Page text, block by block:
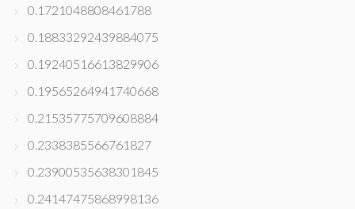
0.1721048808461788
0.18833292439884075
0.19240516613829906
0.19565264941740668
0.21535775709608884
0.2338385566761827
0.23900535638301845
0.24147475868998136